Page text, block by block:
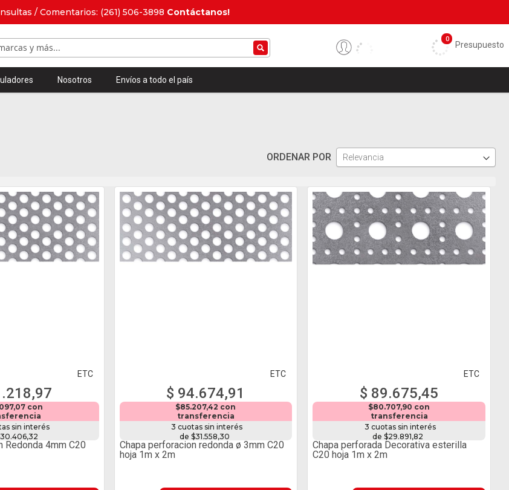
/ Comentarios: (261) 506-3898 Contáctanos!
0
Presupuesto
Nosotros Envíos a todo el país
ORDENAR POR
ETC
con
sin interés
Redonda 4mm C20
ETC
$ 94.674,91
$85.207,42 con
transferencia
3 cuotas sin interés
de $31.558,30
Chapa perforacion redonda ø 3mm C20
hoja 1m x 2m
ETC
$ 89.675,45
$80.707,90 con
transferencia
3 cuotas sin interés
de $29.891,82
Chapa perforada Decorativa esterilla
C20 hoja 1m x 2m